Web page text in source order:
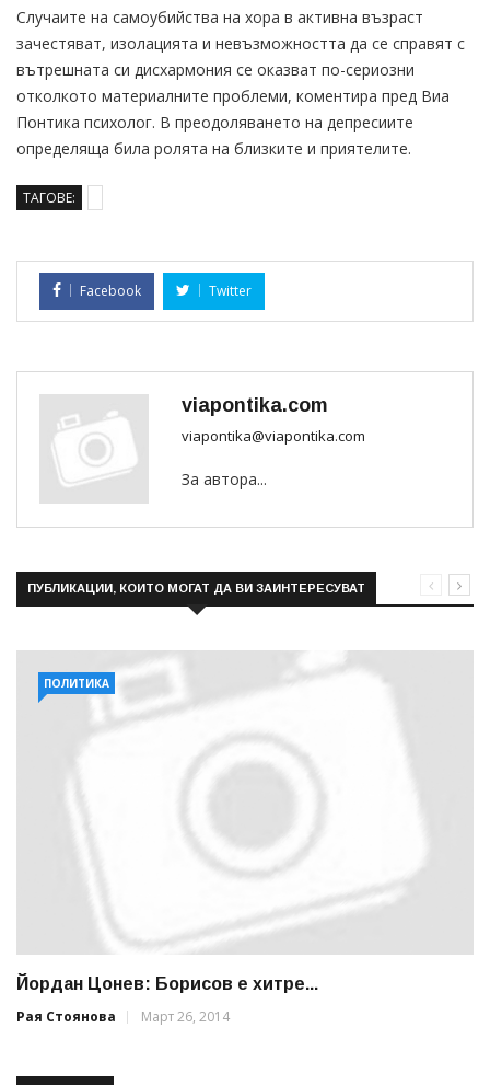
Случаите на самоубийства на хора в активна възраст
зачестяват, изолацията и невъзможността да се справят с
вътрешната си дисхармония се оказват по-сериозни
отколкото материалните проблеми, коментира пред Виа
Понтика психолог. В преодоляването на депресиите
определяща била ролята на близките и приятелите.
ТАГОВЕ:
Facebook Twitter
viapontika.com
viapontika@viapontika.com
За автора...
ПУБЛИКАЦИИ, КОИТО МОГАТ ДА ВИ ЗАИНТЕРЕСУВАТ
ПОЛИТИКА
Йордан Цонев: Борисов е хитре...
Рая Стоянова
Март 26, 2014